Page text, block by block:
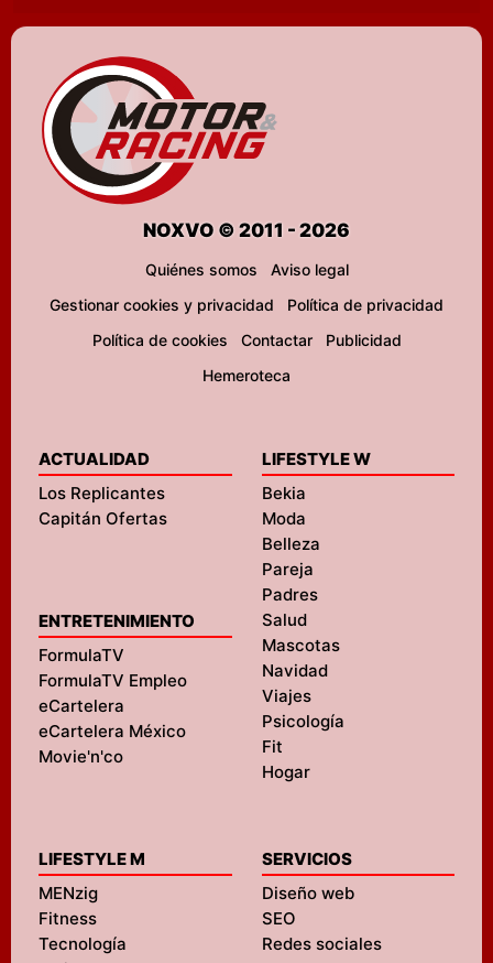
NOXVO © 2011 - 2026
Quiénes somos
Aviso legal
Gestionar cookies y privacidad
Política de privacidad
Política de cookies
Contactar
Publicidad
Hemeroteca
ACTUALIDAD
Los Replicantes
Capitán Ofertas
ENTRETENIMIENTO
FormulaTV
FormulaTV Empleo
eCartelera
eCartelera México
Movie'n'co
LIFESTYLE W
Bekia
Moda
Belleza
Pareja
Padres
Salud
Mascotas
Navidad
Viajes
Psicología
Fit
Hogar
LIFESTYLE M
MENzig
Fitness
Tecnología
SERVICIOS
Diseño web
SEO
Redes sociales